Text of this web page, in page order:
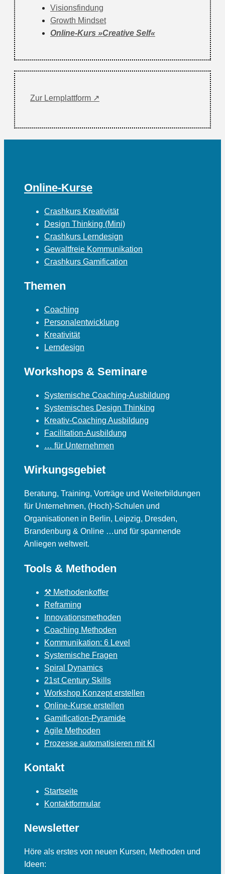
Visionsfindung
Growth Mindset
Online-Kurs »Creative Self«
Zur Lernplattform ↗
Online-Kurse
Crashkurs Kreativität
Design Thinking (Mini)
Crashkurs Lerndesign
Gewaltfreie Kommunikation
Crashkurs Gamification
Themen
Coaching
Personalentwicklung
Kreativität
Lerndesign
Workshops & Seminare
Systemische Coaching-Ausbildung
Systemisches Design Thinking
Kreativ-Coaching Ausbildung
Facilitation-Ausbildung
… für Unternehmen
Wirkungsgebiet
Beratung, Training, Vorträge und Weiterbildungen
für Unternehmen, (Hoch)-Schulen und
Organisationen in Berlin, Leipzig, Dresden,
Brandenburg & Online …und für spannende
Anliegen weltweit.
Tools & Methoden
⚒ Methodenkoffer
Reframing
Innovationsmethoden
Coaching Methoden
Kommunikation: 6 Level
Systemische Fragen
Spiral Dynamics
21st Century Skills
Workshop Konzept erstellen
Online-Kurse erstellen
Gamification-Pyramide
Agile Methoden
Prozesse automatisieren mit KI
Kontakt
Startseite
Kontaktformular
Newsletter
Höre als erstes von neuen Kursen, Methoden und
Ideen: